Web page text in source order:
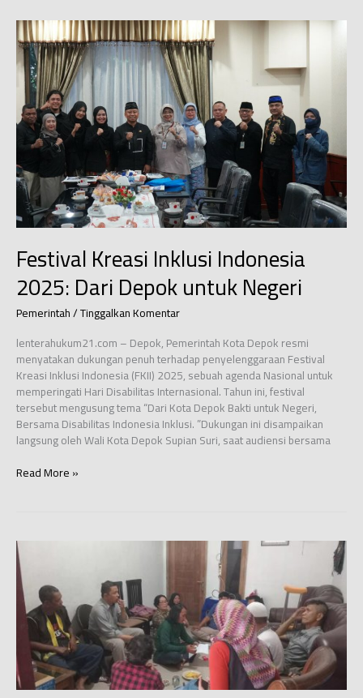
Depok
Tahun
2026
Resmi
Ditetapkan
Tengah
Tantangan
Defisit
Anggaran
Festival Kreasi Inklusi Indonesia
2025: Dari Depok untuk Negeri
Pemerintah/Tinggalkan Komentar
lenterahukum21.com – Depok, Pemerintah Kota Depok resmi
menyatakan dukungan penuh terhadap penyelenggaraan Festival
Kreasi Inklusi Indonesia (FKII) 2025, sebuah agenda Nasional untuk
memperingati Hari Disabilitas Internasional. Tahun ini, festival
tersebut mengusung tema “Dari Kota Depok Bakti untuk Negeri,
Bersama Disabilitas Indonesia Inklusi. ”Dukungan ini disampaikan
langsung oleh Wali Kota Depok Supian Suri, saat audiensi bersama
Festival
2025:
Dari
Depok
untuk
Negeri
Read More »